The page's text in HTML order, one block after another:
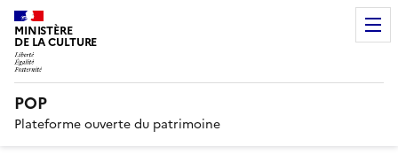
MINISTÈRE
DE LA CULTURE
POP
Plateforme ouverte du patrimoine